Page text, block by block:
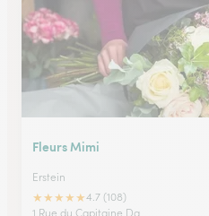
Fleurs Mimi
Erstein
★★★★★4.7 (108)
1 Rue du Capitaine Da